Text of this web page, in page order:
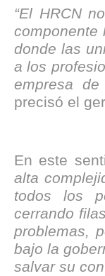
“El HRCN
componente
donde las
a los
empresa
precisó el
En este
alta
todos los
cerrando
problemas,
bajo la
salvar su